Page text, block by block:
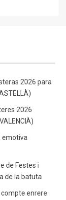
2026 para
2026
emotiva
de Festes i
de la batuta
compte enrere